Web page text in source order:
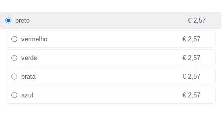
preto € 2,57
vermelho € 2,57
verde € 2,57
prata € 2,57
azul € 2,57